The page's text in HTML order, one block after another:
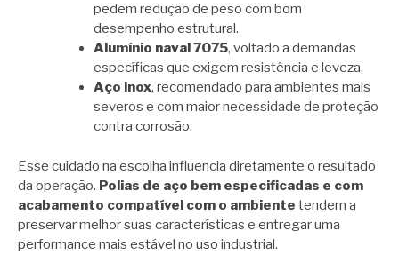
pedem redução de peso com bom
desempenho estrutural.
Alumínio naval 7075, voltado a demandas
específicas que exigem resistência e leveza.
Aço inox, recomendado para ambientes mais
severos e com maior necessidade de proteção
contra corrosão.
Esse cuidado na escolha influencia diretamente o resultado
da operação. Polias de aço bem especificadas e com
acabamento compatível com o ambiente tendem a
preservar melhor suas características e entregar uma
performance mais estável no uso industrial.